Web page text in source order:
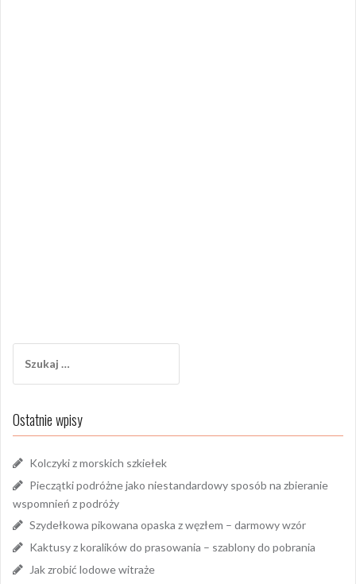
Ostatnie wpisy
Kolczyki z morskich szkiełek
Pieczątki podróżne jako niestandardowy sposób na zbieranie
wspomnień z podróży
Szydełkowa pikowana opaska z węzłem – darmowy wzór
Kaktusy z koralików do prasowania – szablony do pobrania
Jak zrobić lodowe witraże